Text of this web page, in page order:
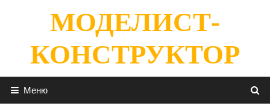
содержимомуМОДЕЛИСТ-
КОНСТРУКТОР
Меню